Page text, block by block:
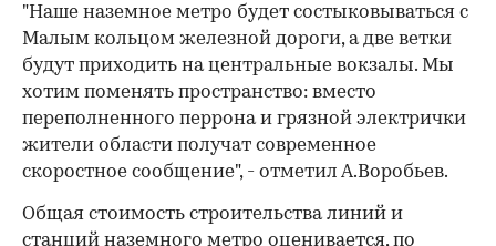
"Наше наземное метро будет состыковываться с
Малым кольцом железной дороги, а две ветки
будут приходить на центральные вокзалы. Мы
хотим поменять пространство: вместо
переполненного перрона и грязной электрички
жители области получат современное
скоростное сообщение", - отметил А.Воробьев.
Общая стоимость строительства линий и
станций наземного метро оценивается, по